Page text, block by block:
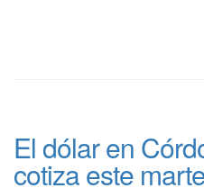
El dólar en
cotiza este